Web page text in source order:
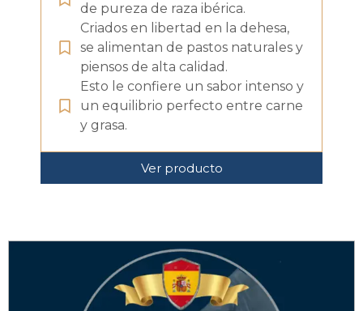
de pureza de raza ibérica.
Criados en libertad en la dehesa,
se alimentan de pastos naturales y
piensos de alta calidad.
Esto le confiere un sabor intenso y
un equilibrio perfecto entre carne
y grasa.
Ver producto